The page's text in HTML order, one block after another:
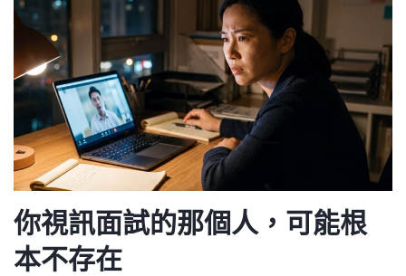
你視訊面試的那個人，可能根
本不存在